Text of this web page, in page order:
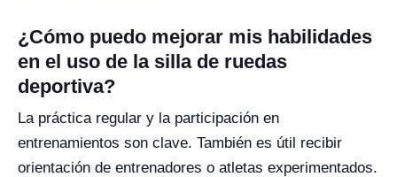
¿Cómo puedo mejorar mis habilidades
en el uso de la silla de ruedas
deportiva?
La práctica regular y la participación en
entrenamientos son clave. También es útil recibir
orientación de entrenadores o atletas experimentados.